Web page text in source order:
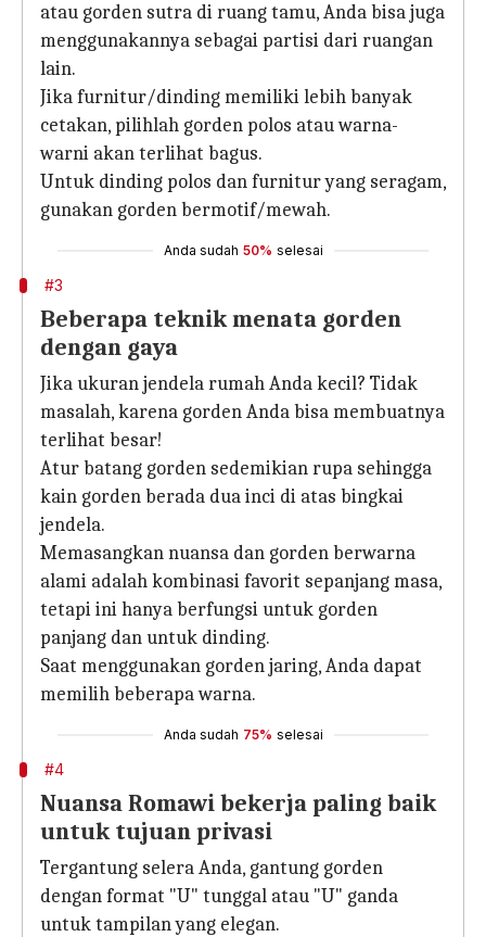
atau gorden sutra di ruang tamu, Anda bisa juga
menggunakannya sebagai partisi dari ruangan
lain.
Jika furnitur/dinding memiliki lebih banyak
cetakan, pilihlah gorden polos atau warna-
warni akan terlihat bagus.
Untuk dinding polos dan furnitur yang seragam,
gunakan gorden bermotif/mewah.
Anda sudah 50% selesai
#3
Beberapa teknik menata gorden
dengan gaya
Jika ukuran jendela rumah Anda kecil? Tidak
masalah, karena gorden Anda bisa membuatnya
terlihat besar!
Atur batang gorden sedemikian rupa sehingga
kain gorden berada dua inci di atas bingkai
jendela.
Memasangkan nuansa dan gorden berwarna
alami adalah kombinasi favorit sepanjang masa,
tetapi ini hanya berfungsi untuk gorden
panjang dan untuk dinding.
Saat menggunakan gorden jaring, Anda dapat
memilih beberapa warna.
Anda sudah 75% selesai
#4
Nuansa Romawi bekerja paling baik
untuk tujuan privasi
Tergantung selera Anda, gantung gorden
dengan format "U" tunggal atau "U" ganda
untuk tampilan yang elegan.